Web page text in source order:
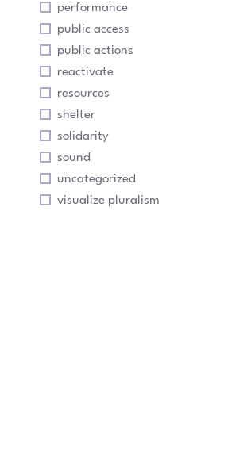
performance
public access
public actions
reactivate
resources
shelter
solidarity
sound
uncategorized
visualize pluralism